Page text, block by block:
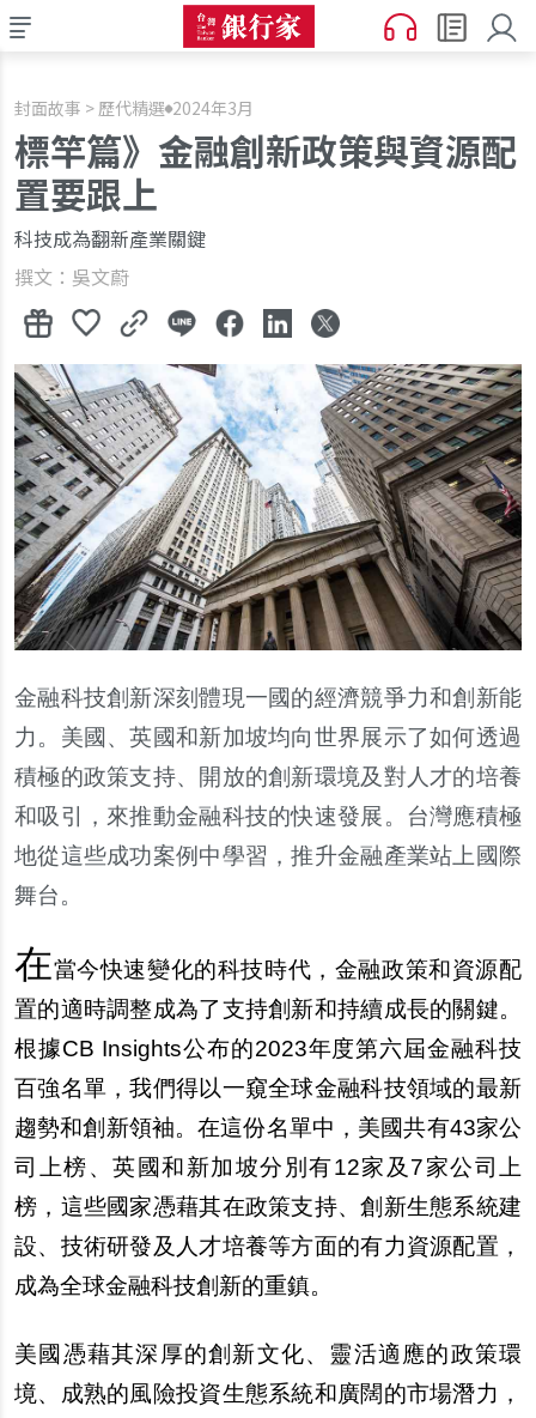
封面故事 > 歷代精選 2024年3月
標竿篇》金融創新政策與資源配
置要跟上
科技成為翻新產業關鍵
撰文：吳文蔚
金融科技創新深刻體現一國的經濟競爭力和創新能
力。美國、英國和新加坡均向世界展示了如何透過
積極的政策支持、開放的創新環境及對人才的培養
和吸引，來推動金融科技的快速發展。台灣應積極
地從這些成功案例中學習，推升金融產業站上國際
舞台。
在當今快速變化的科技時代，金融政策和資源配
置的適時調整成為了支持創新和持續成長的關鍵。
根據CB Insights公布的2023年度第六屆金融科技
百強名單，我們得以一窺全球金融科技領域的最新
趨勢和創新領袖。在這份名單中，美國共有43家公
司上榜、英國和新加坡分別有12家及7家公司上
榜，這些國家憑藉其在政策支持、創新生態系統建
設、技術研發及人才培養等方面的有力資源配置，
成為全球金融科技創新的重鎮。
美國憑藉其深厚的創新文化、靈活適應的政策環
境、成熟的風險投資生態系統和廣闊的市場潛力，